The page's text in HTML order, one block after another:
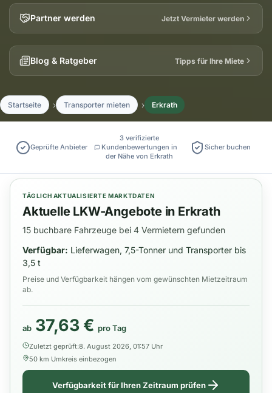
Partner werden Jetzt Vermieter werden
Blog & Ratgeber Tipps für Ihre Miete
Startseite Transporter mieten Erkrath
Geprüfte Anbieter
3 verifizierte
Kundenbewertungen in
der Nähe von Erkrath
Sicher buchen
TÄGLICH AKTUALISIERTE MARKTDATEN
Aktuelle LKW-Angebote in Erkrath
15 buchbare Fahrzeuge bei 4 Vermietern gefunden
Verfügbar: Lieferwagen, 7,5-Tonner und Transporter bis
3,5 t
Preise und Verfügbarkeit hängen vom gewünschten Mietzeitraum
ab.
ab 37,63 € pro Tag
Zuletzt geprüft:8. August 2026, 01:57 Uhr
50 km Umkreis einbezogen
Verfügbarkeit für Ihren Zeitraum prüfen